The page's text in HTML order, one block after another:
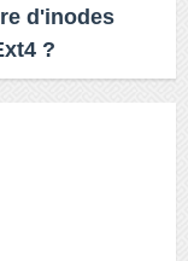
d'inodes
?